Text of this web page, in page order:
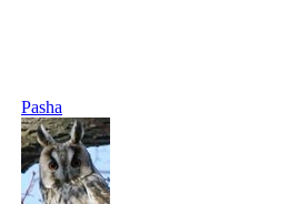
Pasha